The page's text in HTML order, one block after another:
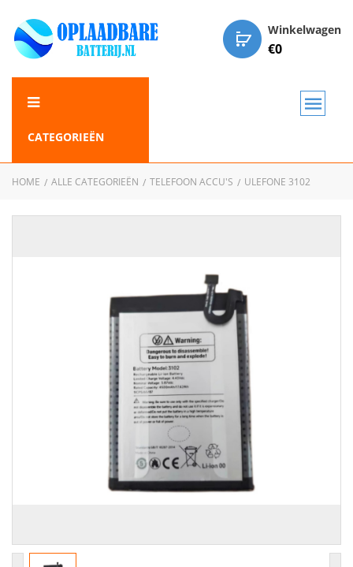
Winkelwagen
€0
CATEGORIEËN
HOME ALLE CATEGORIEËN TELEFOON ACCU'S ULEFONE 3102